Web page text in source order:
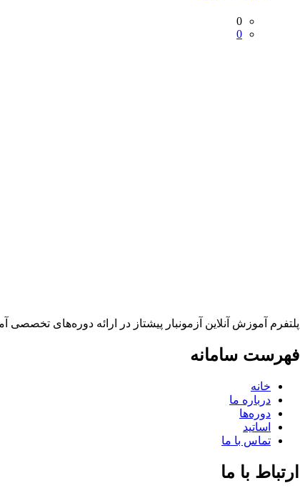
0
0
پلتفرم آموزش آنلاین آزمونبار پیشتاز در ارائه دوره‌های
فهرست سامانه
خانه
درباره ما
دوره‌ها
اساتید
تماس با ما
ارتباط با ما